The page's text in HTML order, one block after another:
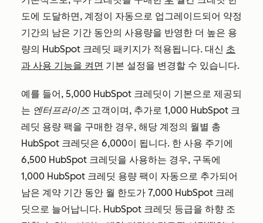
도에 도달하면, 계정이 자동으로 업그레이드되어 약정
기간의 남은 기간 동안의 사용량을 반영한 더 높은 용
량의 HubSpot 크레딧 패키지가 적용됩니다. 대신 초
과 사용 기능을 켜면 기본 설정을 변경할 수 있습니다.
예를 들어, 5,000 HubSpot 크레딧이 기본으로 제공되
는 엔터프라이즈 고객이며, 추가로 1,000 HubSpot 크
레딧 용량 팩을 구매한 경우, 해당 계정의 월별 총
HubSpot 크레딧은 6,000이 됩니다. 한 사용 주기에
6,500 HubSpot 크레딧을 사용하는 경우, 구독에
1,000 HubSpot 크레딧 용량 팩이 자동으로 추가되어
남은 계약 기간 동안 월 한도가 7,000 HubSpot 크레
딧으로 늘어납니다. HubSpot 크레딧 등급을 하향 조